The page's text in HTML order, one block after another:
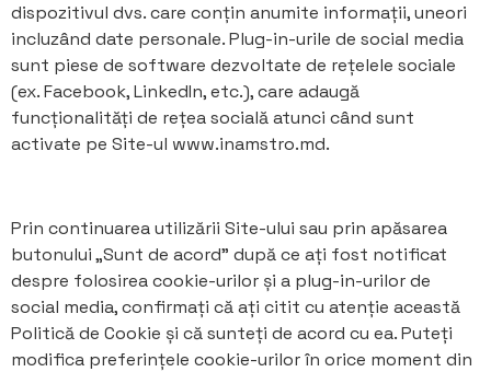
dispozitivul dvs. care conțin anumite informații, uneori
incluzând date personale. Plug-in-urile de social media
sunt piese de software dezvoltate de rețelele sociale
(ex. Facebook, LinkedIn, etc.), care adaugă
funcționalități de rețea socială atunci când sunt
activate pe Site-ul www.inamstro.md.
Prin continuarea utilizării Site-ului sau prin apăsarea
butonului „Sunt de acord” după ce ați fost notificat
despre folosirea cookie-urilor și a plug-in-urilor de
social media, confirmați că ați citit cu atenție această
Politică de Cookie și că sunteți de acord cu ea. Puteți
modifica preferințele cookie-urilor în orice moment din